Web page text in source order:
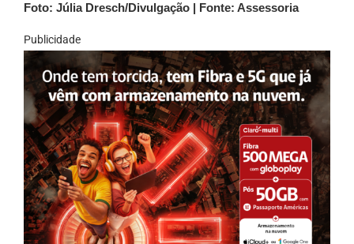
Foto: Júlia Dresch/Divulgação | Fonte: Assessoria
Publicidade